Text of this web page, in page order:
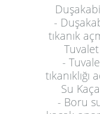
-
tıkanık
-
Su
- Boru